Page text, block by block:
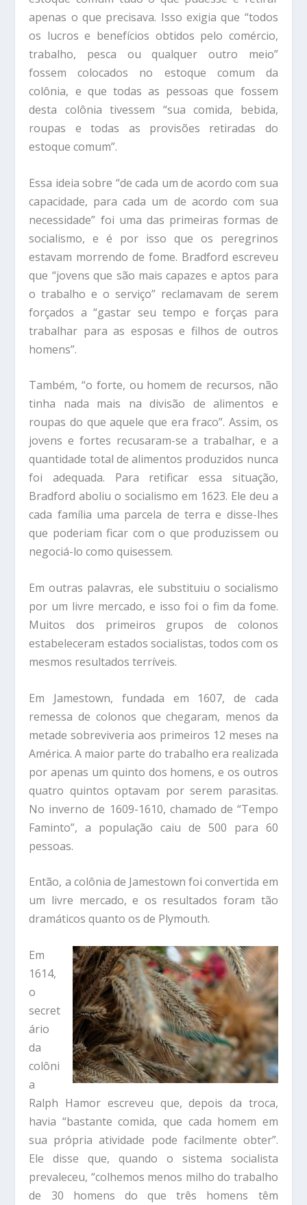
apenas o que precisava. Isso exigia que “todos
os lucros e benefícios obtidos pelo comércio,
trabalho, pesca ou qualquer outro meio”
fossem colocados no estoque comum da
colônia, e que todas as pessoas que fossem
desta colônia tivessem “sua comida, bebida,
roupas e todas as provisões retiradas do
estoque comum”.
Essa ideia sobre “de cada um de acordo com sua
capacidade, para cada um de acordo com sua
necessidade” foi uma das primeiras formas de
socialismo, e é por isso que os peregrinos
estavam morrendo de fome. Bradford escreveu
que “jovens que são mais capazes e aptos para
o trabalho e o serviço” reclamavam de serem
forçados a “gastar seu tempo e forças para
trabalhar para as esposas e filhos de outros
homens”.
Também, “o forte, ou homem de recursos, não
tinha nada mais na divisão de alimentos e
roupas do que aquele que era fraco”. Assim, os
jovens e fortes recusaram-se a trabalhar, e a
quantidade total de alimentos produzidos nunca
foi adequada. Para retificar essa situação,
Bradford aboliu o socialismo em 1623. Ele deu a
cada família uma parcela de terra e disse-lhes
que poderiam ficar com o que produzissem ou
negociá-lo como quisessem.
Em outras palavras, ele substituiu o socialismo
por um livre mercado, e isso foi o fim da fome.
Muitos dos primeiros grupos de colonos
estabeleceram estados socialistas, todos com os
mesmos resultados terríveis.
Em Jamestown, fundada em 1607, de cada
remessa de colonos que chegaram, menos da
metade sobreviveria aos primeiros 12 meses na
América. A maior parte do trabalho era realizada
por apenas um quinto dos homens, e os outros
quatro quintos optavam por serem parasitas.
No inverno de 1609-1610, chamado de “Tempo
Faminto”, a população caiu de 500 para 60
pessoas.
Então, a colônia de Jamestown foi convertida em
um livre mercado, e os resultados foram tão
dramáticos quanto os de Plymouth.
Em
1614,
o
secret
ário
da
colôni
a
Ralph Hamor escreveu que, depois da troca,
havia “bastante comida, que cada homem em
sua própria atividade pode facilmente obter”.
Ele disse que, quando o sistema socialista
prevaleceu, “colhemos menos milho do trabalho
de 30 homens do que três homens têm